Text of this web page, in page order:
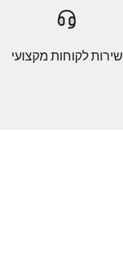
שירות לקוחות מקצועי